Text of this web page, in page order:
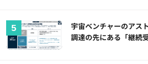
宇宙ベンチャーのアス
調達の先にある「継続